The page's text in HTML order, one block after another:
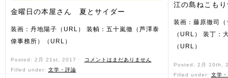
金曜日の本屋さん 夏とサイダー
装画：丹地陽子（URL） 装幀：五十嵐徹（芦澤泰
偉事務所）（URL）
Posted: 2月 21st, 2017 ˑ
コメントはまだありません
Filled under: 文学・評論
江の島ねこも
装画：藤原徹司
（URL） 装丁
（URL）
Posted: 2月 10th,
Filled under: 文学